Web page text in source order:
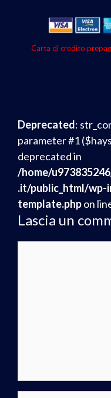
Carta di credito
Deprecated:
parameter #1
deprecated in
/home/
.it/public_html/wp-
template.phpon
Lascia un